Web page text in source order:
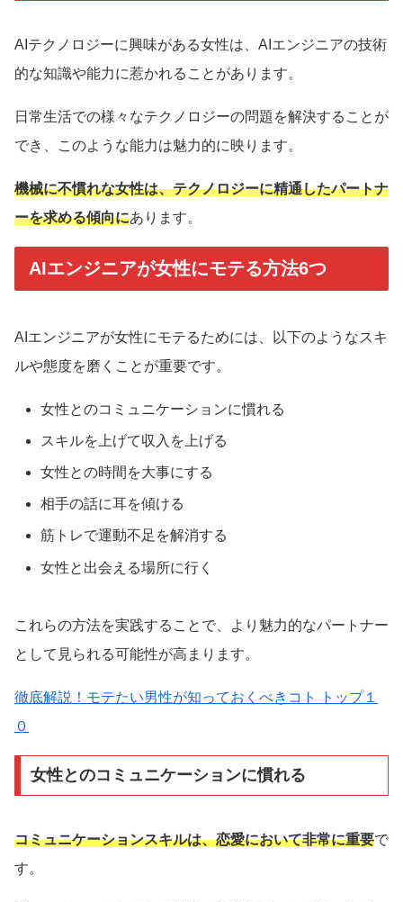
AIテクノロジーに興味がある女性は、AIエンジニアの技術
的な知識や能力に惹かれることがあります。
日常生活での様々なテクノロジーの問題を解決することが
でき、このような能力は魅力的に映ります。
機械に不慣れな女性は、テクノロジーに精通したパートナ
ーを求める傾向にあります。
AIエンジニアが女性にモテる方法6つ
AIエンジニアが女性にモテるためには、以下のようなスキ
ルや態度を磨くことが重要です。
女性とのコミュニケーションに慣れる
スキルを上げて収入を上げる
女性との時間を大事にする
相手の話に耳を傾ける
筋トレで運動不足を解消する
女性と出会える場所に行く
これらの方法を実践することで、より魅力的なパートナー
として見られる可能性が高まります。
徹底解説！モテたい男性が知っておくべきコト トップ１
０
女性とのコミュニケーションに慣れる
コミュニケーションスキルは、恋愛において非常に重要で
す。